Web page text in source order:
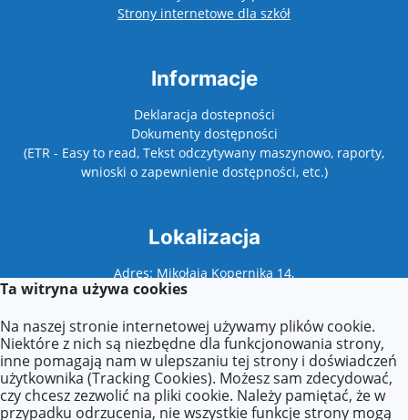
Strony internetowe dla szkółotwiera się w
Informacje
Deklaracja dostepności
Dokumenty dostępności
(ETR - Easy to read, Tekst odczytywany maszynowo, raporty,
wnioski o zapewnienie dostępności, etc.)
Lokalizacja
Adres: Mikołaja Kopernika 14,
Kontakt
Tel: 63 242 95 27
Ta witryna używa cookies
Na naszej stronie internetowej używamy plików cookie.
Niektóre z nich są niezbędne dla funkcjonowania strony,
inne pomagają nam w ulepszaniu tej strony i doświadczeń
użytkownika (Tracking Cookies). Możesz sam zdecydować,
czy chcesz zezwolić na pliki cookie. Należy pamiętać, że w
przypadku odrzucenia, nie wszystkie funkcje strony mogą